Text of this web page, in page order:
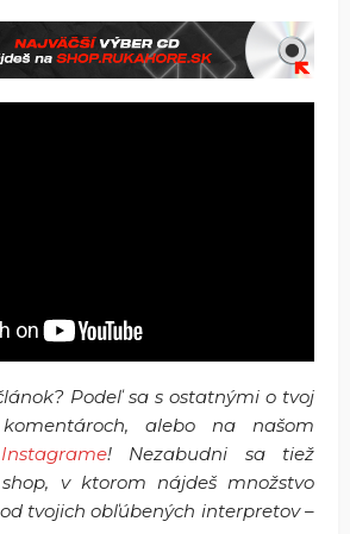
Podeľ sa s ostatnými o tvoj
alebo na našom
Instagrame! Nezabudni sa tiež
v ktorom nájdeš množstvo
tvojich obľúbených interpretov –